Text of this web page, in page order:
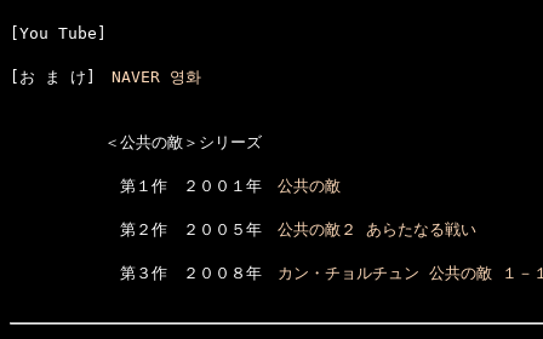
[You Tube]
[お ま け] NAVER 영화
＜公共の敵＞シリーズ
第１作　２００１年 公共の敵
第２作　２００５年 公共の敵２ あらたなる戦い
第３作　２００８年 カン・チョルチュン 公共の敵 １－